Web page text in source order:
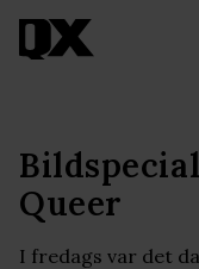
Queer
I fredags var det